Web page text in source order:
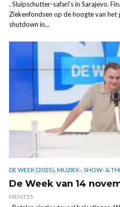
. Sluipschutter-safari’s in Sarajevo.
Ziekenfondsen op de hoogte van het
shutdown in...
DE WEEK (2025), MUZIEK-, SHOW- &
De Week van 14
MENT55